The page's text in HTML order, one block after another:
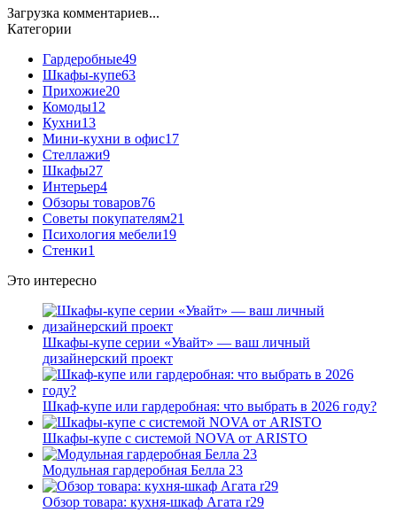
Загрузка комментариев...
Категории
Гардеробные49
Шкафы-купе63
Прихожие20
Комоды12
Кухни13
Мини-кухни в офис17
Стеллажи9
Шкафы27
Интерьер4
Обзоры товаров76
Советы покупателям21
Психология мебели19
Стенки1
Это интересно
Шкафы-купе серии «Увайт» — ваш личный
дизайнерский проект
Шкаф-купе или гардеробная: что выбрать в 2026 году?
Шкафы-купе с системой NOVA от ARISTO
Модульная гардеробная Белла 23
Обзор товара: кухня-шкаф Агата r29